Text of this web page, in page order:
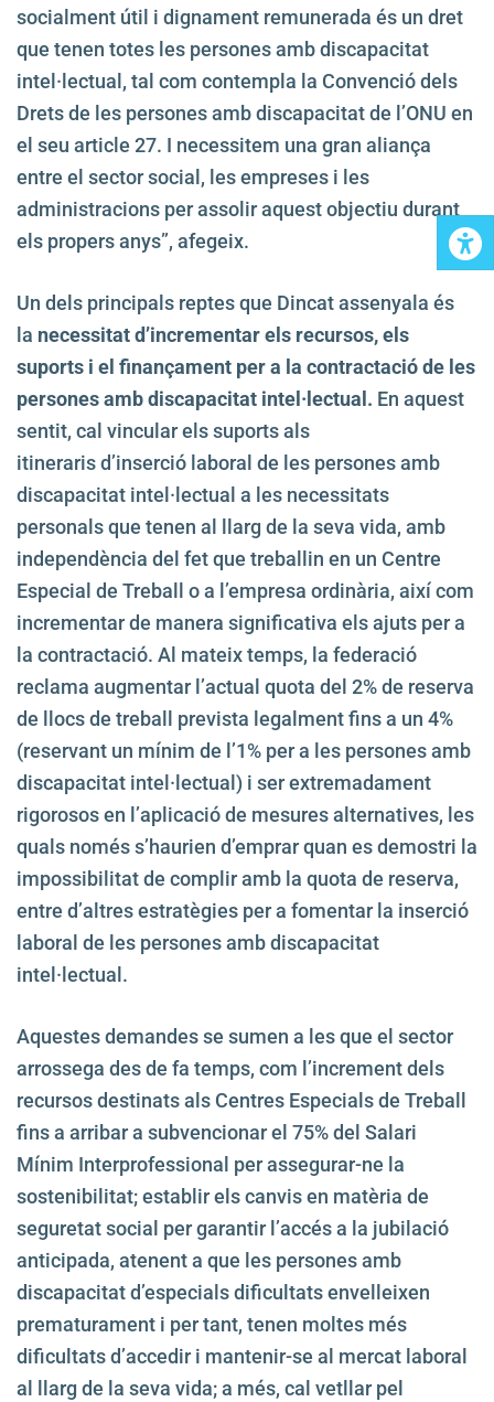
socialment útil i dignament remunerada és un dret
que tenen totes les persones amb discapacitat
intel·lectual, tal com contempla la Convenció dels
Drets de les persones amb discapacitat de l’ONU en
el seu article 27. I necessitem una gran aliança
entre el sector social, les empreses i les
administracions per assolir aquest objectiu durant
els propers anys”, afegeix.
Un dels principals reptes que Dincat assenyala és
la necessitat d’incrementar els recursos, els
suports i el finançament per a la contractació de les
persones amb discapacitat intel·lectual. En aquest
sentit, cal vincular els suports als
itineraris d’inserció laboral de les persones amb
discapacitat intel·lectual a les necessitats
personals que tenen al llarg de la seva vida, amb
independència del fet que treballin en un Centre
Especial de Treball o a l’empresa ordinària, així com
incrementar de manera significativa els ajuts per a
la contractació. Al mateix temps, la federació
reclama augmentar l’actual quota del 2% de reserva
de llocs de treball prevista legalment fins a un 4%
(reservant un mínim de l’1% per a les persones amb
discapacitat intel·lectual) i ser extremadament
rigorosos en l’aplicació de mesures alternatives, les
quals només s’haurien d’emprar quan es demostri la
impossibilitat de complir amb la quota de reserva,
entre d’altres estratègies per a fomentar la inserció
laboral de les persones amb discapacitat
intel·lectual.
Aquestes demandes se sumen a les que el sector
arrossega des de fa temps, com l’increment dels
recursos destinats als Centres Especials de Treball
fins a arribar a subvencionar el 75% del Salari
Mínim Interprofessional per assegurar-ne la
sostenibilitat; establir els canvis en matèria de
seguretat social per garantir l’accés a la jubilació
anticipada, atenent a que les persones amb
discapacitat d’especials dificultats envelleixen
prematurament i per tant, tenen moltes més
dificultats d’accedir i mantenir-se al mercat laboral
al llarg de la seva vida; a més, cal vetllar pel